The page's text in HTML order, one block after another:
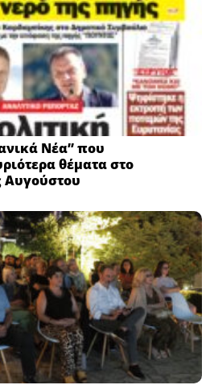
Νέα” που
θέματα στο
Αυγούστου